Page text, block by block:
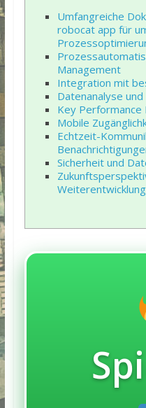
Umfangreiche
robocat app für
Management
Integration mit
Datenanalyse
Key Performance
Mobile
Echtzeit-
Sicherheit und
Weiterentwicklung